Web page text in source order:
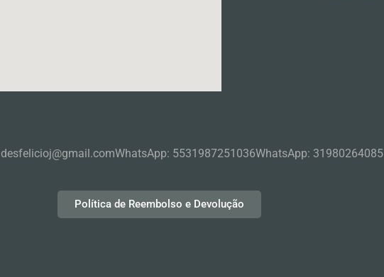
WhatsApp: 5531987251036WhatsApp: 31980264085
Política de Reembolso e Devolução